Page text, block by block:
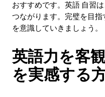
おすすめです。英語 自習
つながります。完璧を目
を意識していきましょう。
英語力を客
を実感する